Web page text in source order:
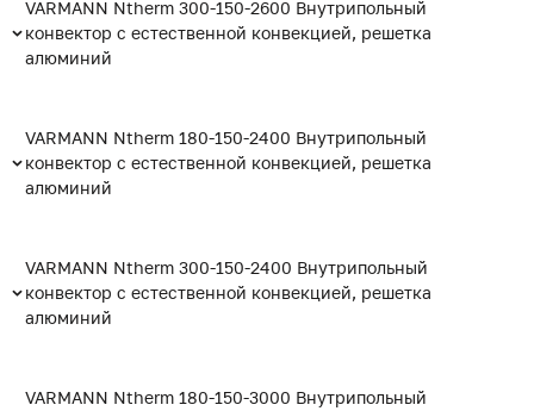
VARMANN Ntherm 300-150-2600 Внутрипольный
конвектор с естественной конвекцией, решетка
алюминий
VARMANN Ntherm 180-150-2400 Внутрипольный
конвектор с естественной конвекцией, решетка
алюминий
VARMANN Ntherm 300-150-2400 Внутрипольный
конвектор с естественной конвекцией, решетка
алюминий
VARMANN Ntherm 180-150-3000 Внутрипольный